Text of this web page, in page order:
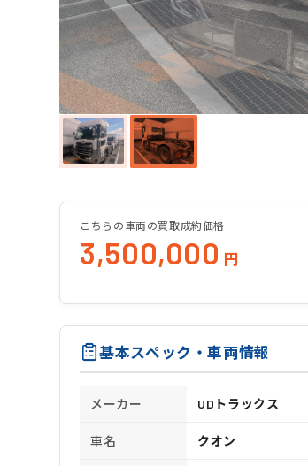
こちらの車両の買取成約価格
3,500,000 円
基本スペック・車両情報
メーカー UDトラックス
車名 クオン